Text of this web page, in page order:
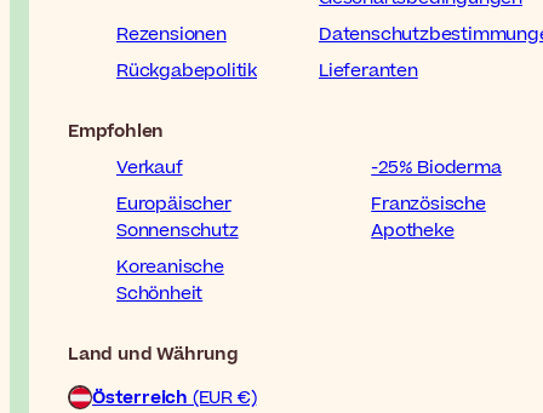
Rezensionen
Rückgabepolitik
Lieferanten
Empfohlen
Verkauf
-25% Bioderma
Europäischer
Sonnenschutz
Französische
Apotheke
Koreanische
Schönheit
Land und Währung
Österreich(EUR €)